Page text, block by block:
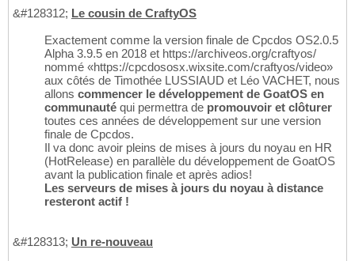
&#128312; Le cousin de CraftyOS
Exactement comme la version finale de Cpcdos OS2.0.5
Alpha 3.9.5 en 2018 et https://archiveos.org/craftyos/
nommé «https://cpcdososx.wixsite.com/craftyos/video»
aux côtés de Timothée LUSSIAUD et Léo VACHET, nous
allons commencer le développement de GoatOS en
communauté qui permettra de promouvoir et clôturer
toutes ces années de développement sur une version
finale de Cpcdos.
Il va donc avoir pleins de mises à jours du noyau en HR
(HotRelease) en parallèle du développement de GoatOS
avant la publication finale et après adios!
Les serveurs de mises à jours du noyau à distance
resteront actif !
&#128313; Un re-nouveau